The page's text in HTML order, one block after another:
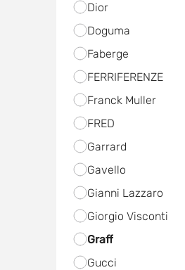
Dior
Doguma
Faberge
FERRIFERENZE
Franck Muller
FRED
Garrard
Gavello
Gianni Lazzaro
Giorgio Visconti
Graff
Gucci